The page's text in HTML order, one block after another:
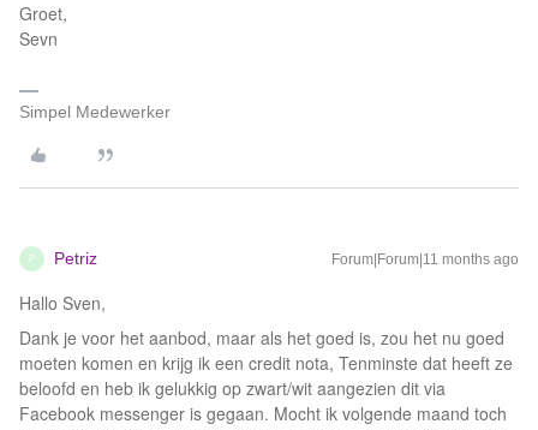
Groet,
Sevn
Simpel Medewerker
P Petriz Forum|Forum|11 months ago
Hallo Sven,
Dank je voor het aanbod, maar als het goed is, zou het nu goed
moeten komen en krijg ik een credit nota, Tenminste dat heeft ze
beloofd en heb ik gelukkig op zwart/wit aangezien dit via
Facebook messenger is gegaan. Mocht ik volgende maand toch